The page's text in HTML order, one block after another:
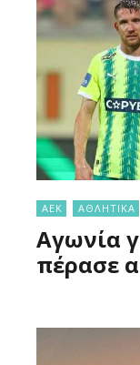
ΑΕΚ ΑΘΛΗΤΙΚΑ
Αγωνία
πέρασε